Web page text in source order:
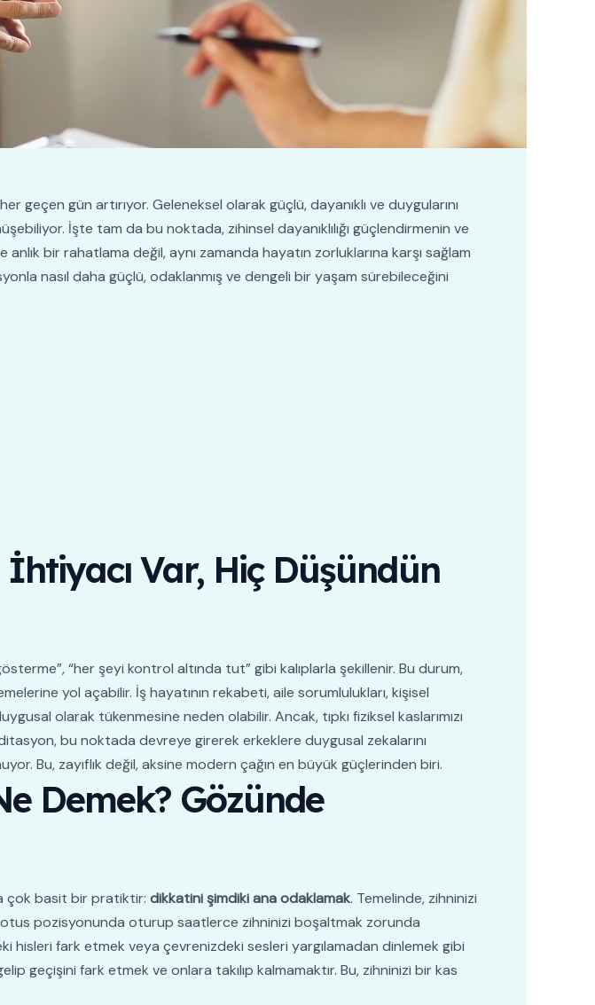
gün artırıyor. Geleneksel olarak güçlü, dayanıklı ve duygularını
İşte tam da bu noktada, zihinsel dayanıklılığı güçlendirmenin ve
bir rahatlama değil, aynı zamanda hayatın zorluklarına karşı sağlam
nasıl daha güçlü, odaklanmış ve dengeli bir yaşam sürebileceğini
Var, Hiç Düşündün
“her şeyi kontrol altında tut” gibi kalıplarla şekillenir. Bu durum,
yol açabilir. İş hayatının rekabeti, aile sorumlulukları, kişisel
olarak tükenmesine neden olabilir. Ancak, tıpkı fiziksel kaslarımızı
bu noktada devreye girerek erkeklere duygusal zekalarını
Bu, zayıflık değil, aksine modern çağın en büyük güçlerinden biri.
Demek? Gözünde
çok basit bir pratiktir: dikkatini şimdiki ana odaklamak. Temelinde, zihninizi
pozisyonunda oturup saatlerce zihninizi boşaltmak zorunda
hisleri fark etmek veya çevrenizdeki sesleri yargılamadan dinlemek gibi
geçişini fark etmek ve onlara takılıp kalmamaktır. Bu, zihninizi bir kas